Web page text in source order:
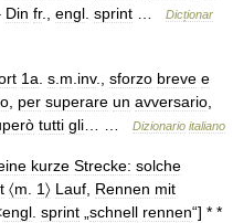
Din fr., engl sprint
Dicționar
1a s m inv., sforzo breve e
per superare un avversario
tutti gli Dizionario italiano
kurze Strecke: solche
〈m 1〉 Lauf Rennen mit
engl sprint schnell rennen“] * *